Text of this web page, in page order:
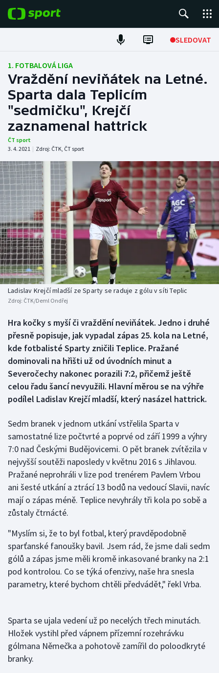
SLEDOVAT
Fotbal
Hokej
Tenis
Atletika
DALŠÍ SPORTY
Americký fotbal
Baseball a softbal
Basketbal
Biatlon
Boby a skeleton
Box
Curling
Dostihy
Florbal
Golf
Gymnastika
Házená
Jezdectví
Judo
Krasobruslení
Lezení
Moderní pětiboj
Motorsport
NEPŘEHLÉDNĚTE
Soutěže
Historické návraty
Aplikace ČT sport
AZ kvíz
1. FOTBALOVÁ LIGA
Vraždění neviňátek na Letné.
Sparta dala Teplicím
"sedmičku", Krejčí
zaznamenal hattrick
ČT sport
3. 4. 2021 | Zdroj: ČTK, ČT sport
Ladislav Krejčí mladší ze Sparty se raduje z gólu v síti Teplic
Zdroj: ČTK/Deml Ondřej
Hra kočky s myší či vraždění neviňátek. Jedno i druhé
přesně popisuje, jak vypadal zápas 25. kola na Letné,
kde fotbalisté Sparty zničili Teplice. Pražané
dominovali na hřišti už od úvodních minut a
Severočechy nakonec porazili 7:2, přičemž ještě
celou řadu šancí nevyužili. Hlavní měrou se na výhře
podílel Ladislav Krejčí mladší, který nasázel hattrick.
Sedm branek v jednom utkání vstřelila Sparta v
samostatné lize počtvrté a poprvé od září 1999 a výhry
7:0 nad Českými Budějovicemi. O pět branek zvítězila v
nejvyšší soutěži naposledy v květnu 2016 s Jihlavou.
Pražané neprohráli v lize pod trenérem Pavlem Vrbou
ani šesté utkání a ztrácí 13 bodů na vedoucí Slavii, navíc
mají o zápas méně. Teplice nevyhrály tři kola po sobě a
zůstaly čtrnácté.
"Myslím si, že to byl fotbal, který pravděpodobně
sparťanské fanoušky bavil. Jsem rád, že jsme dali sedm
gólů a zápas jsme měli kromě inkasované branky na 2:1
pod kontrolou. Co se týká ofenzivy, naše hra snesla
parametry, které bychom chtěli předvádět," řekl Vrba.
Sparta se ujala vedení už po necelých třech minutách.
Hložek vystihl před vápnem přízemní rozehrávku
gólmana Němečka a pohotově zamířil do poloodkryté
branky.